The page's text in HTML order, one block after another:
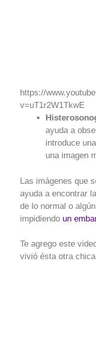
https://
v=uT1r2W1TkwE
ayuda a
introduce
una imagen
Las imágenes que
ayuda a encontrar
de lo normal o
impidiendo un
Te agrego este
vivió ésta otra